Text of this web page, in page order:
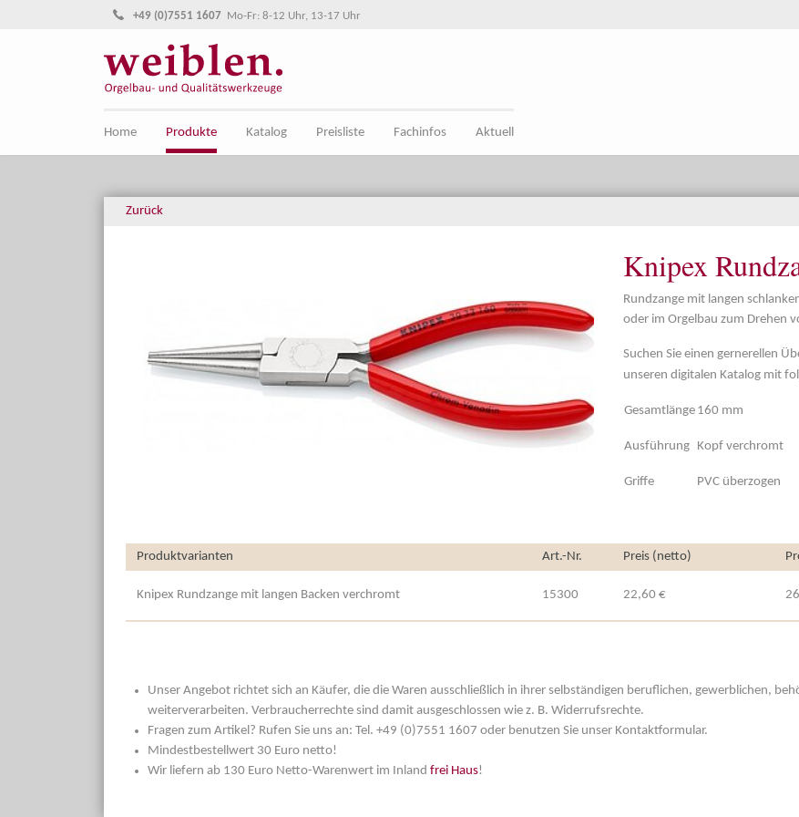
Direkt zur Hauptnavigation springen
Direkt zum Inhalt springen
+49 (0)7551 1607 Mo-Fr: 8-12 Uhr, 13-17 Uhr
Home Produkte Katalog Preisliste Fachinfos Aktuell
Zurück
Knipex
Rundzange mit langen
oder im Orgelbau zum Drehen
Suchen Sie einen gernerellen
unseren digitalen Katalog mit
Gesamtlänge 160 mm
Ausführung Kopf verchromt
Griffe PVC überzogen
Produktvarianten Art.-Nr. Preis (netto)
Knipex Rundzange mit langen Backen verchromt 15300 22,60 €
Unser Angebot richtet sich an Käufer, die die Waren ausschließlich in ihrer selbständigen beruflichen, gewerblichen,
weiterverarbeiten. Verbraucherrechte sind damit ausgeschlossen wie z. B. Widerrufsrechte.
Fragen zum Artikel? Rufen Sie uns an: Tel. +49 (0)7551 1607 oder benutzen Sie unser Kontaktformular.
Mindestbestellwert 30 Euro netto!
Wir liefern ab 130 Euro Netto-Warenwert im Inland frei Haus!